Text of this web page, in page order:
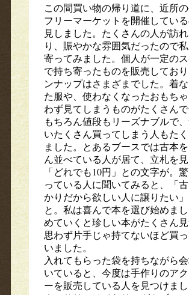
この間買い物の帰り道に、近所
フリーマーケットを開催してい
見しました。たくさんの人が訪
り、賑やかな雰囲気だったので
寄ってみました。個人が一定の
で持ち寄ったものを販売してお
ンナップはさまざまでした。着
た服や、使わなくなったおもち
わず見てしまうものがたくさんで
もちろん値段もリーズナブルで
いたくさん買ってしまう人もた
ました。とあるブースでは古本
ん並べている人が居て、立札を
「どれでも10円」との文字が。
っている人に聞いてみると、「
かりだから欲しい人に譲りたい
と。私は喜んで本を選び始めま
めていくと珍しい本がたくさん
思わず片手じゃ持てないほど買
いました。
入れてもらった袋を持ちながら
いていると、今度は手作りのア
ーを販売している人を見つけま